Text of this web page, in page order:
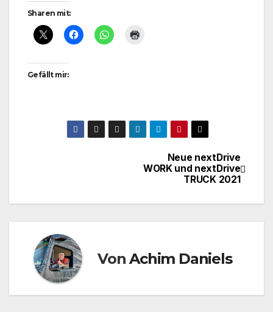
Sharen mit:
Gefällt mir:
BeitragsnavigationNeue nextDrive
WORK und nextDrive
TRUCK 2021
VonAchim Daniels